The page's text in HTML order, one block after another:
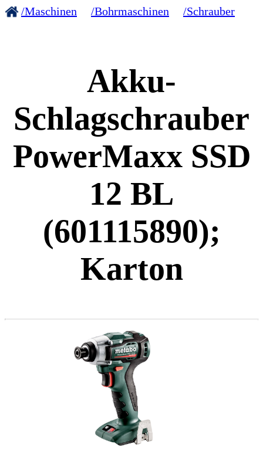
/Maschinen /Bohrmaschinen /Schrauber
Akku-
Schlagschrauber
PowerMaxx SSD
12 BL
(601115890);
Karton